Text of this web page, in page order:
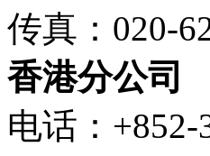
传真：020-
香港分公司
电话：+852-